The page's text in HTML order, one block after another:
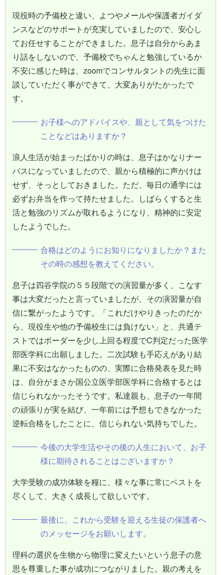
現役時の予備校と違い、よつやメールや保護者ガイダ
ンスなどのサポートが充実していましたので、安心し
てお任せすることができました。息子は自分からあま
り話をしないので、予備校でちゃんと勉強しているか
不安に感じた時は、zoomでコンサルタントの先生に面
談していただく事ができて、大変ありがたかったで
す。
お子様へのアドバイスや、親として気をつけた
ことなどはありますか？
浪人生活が始まったばかりの時は、息子はかなりナー
バスになっていましたので、親から積極的に声かけは
せず、そっとしておきました。ただ、毎日の通学には
必ずお弁当を作って持たせました。しばらくすると生
活と勉強のリズムが取れるようになり、精神的に安定
したようでした。
合格はどのようにお知りになりましたか？また
その時の感想を教えてください。
息子は四谷学院の５５段階での演習量が多く、こなす
事は大変だったと言っていましたが、その演習量が自
信に繋がったようです。「これだけやりきったのだか
ら、現役生や他の予備校生には負けない」と、共通テ
ストではボーダーを少し上回る程度でC判定だった医学
部医学科に出願しました。二次試験も手応えがあり結
果に不安はなかったものの、実際に合格発表を見た時
は、自分がまさか国公立医学部医学科に合格するとは
信じられなかったそうです。私達親も、息子の一年間
の頑張りが実を結び、一年前には予想もできなかった
逆転合格をしたことに、信じられない気持ちでした。
今後の大学生活やその後の人生において、お子
様に期待されることはございますか？
大学受験の成功体験を糧に、様々な事に常にベストを
尽くして、大きく成長して欲しいです。
最後に、これから受験を迎える生徒の保護者へ
のメッセージをお願いします。
理科の選択を生物から物理に変えたいという息子の意
思を尊重した事が成功につながりました。親の考えを